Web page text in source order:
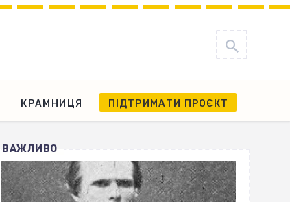
КРАМНИЦЯ ПІДТРИМАТИ ПРОЄКТ
ВАЖЛИВО